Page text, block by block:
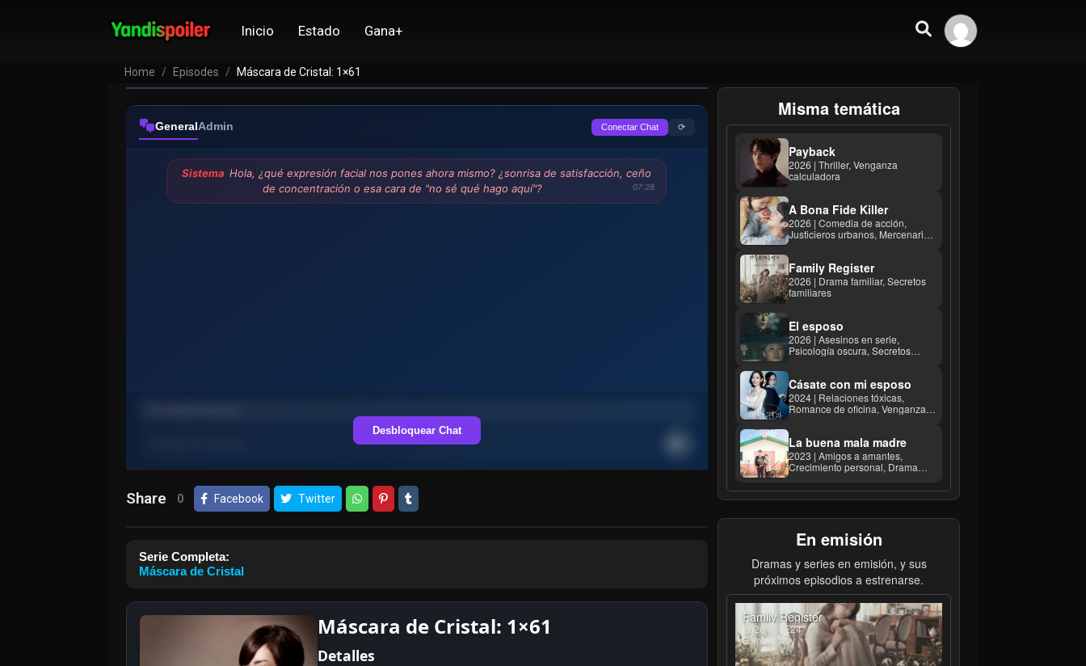
Inicio Estado Gana+
Home Episodes Máscara de Cristal: 1×61
GeneralAdmin Conectar Chat ⟳
Sistema Hola, ¿qué expresión facial nos pones ahora mismo? ¿sonrisa de satisfacción, ceño
de concentración o esa cara de "no sé qué hago aquí"?
07:28
Desbloquear Chat
Share 0 Facebook Twitter
Serie Completa:
Máscara de Cristal
Máscara de Cristal: 1×61
Detalles
Misma temática
Payback
2026 | Thriller, Venganza
calculadora
A Bona Fide Killer
2026 | Comedia de acción,
Justicieros urbanos, Mercenarios
Family Register
2026 | Drama familiar, Secretos
familiares
El esposo
2026 | Asesinos en serie,
Psicología oscura, Secretos
Cásate con mi esposo
2024 | Relaciones tóxicas,
Romance de oficina, Venganza
La buena mala madre
2023 | Amigos a amantes,
Crecimiento personal, Drama
En emisión
Dramas y series en emisión, y sus
próximos episodios a estrenarse.
Family Register
2026 | T1E24
Estreno hoy